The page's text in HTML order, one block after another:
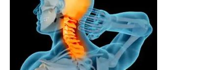
English